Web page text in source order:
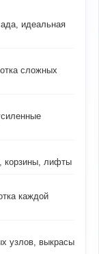
идеальная
сложных
корзины, лифты
каждой
узлов, выкрасы